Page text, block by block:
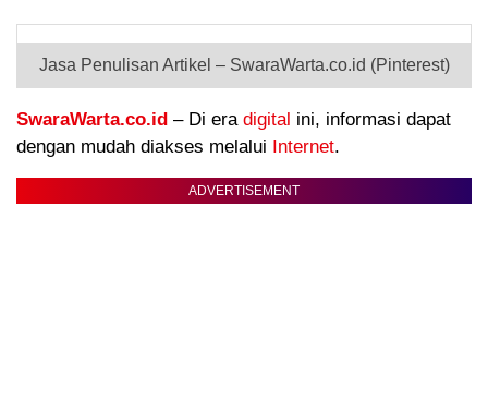
Jasa Penulisan Artikel – SwaraWarta.co.id (Pinterest)
SwaraWarta.co.id – Di era digital ini, informasi dapat
dengan mudah diakses melalui
Internet.
ADVERTISEMENT